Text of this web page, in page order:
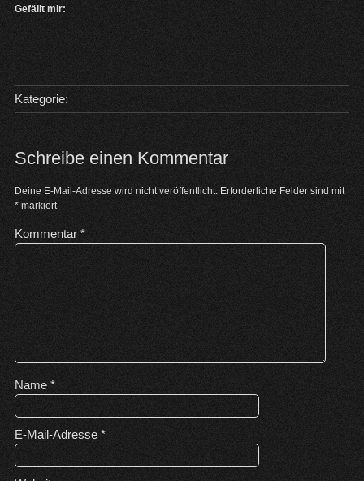
Gefällt mir:
Kategorie:
Schreibe einen Kommentar
Deine E-Mail-Adresse wird nicht veröffentlicht. Erforderliche Felder sind mit
*markiert
Kommentar *
Name*
E-Mail-Adresse *